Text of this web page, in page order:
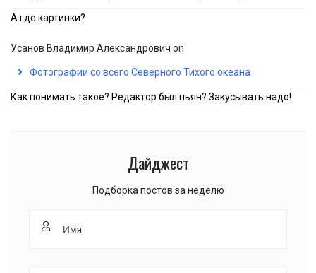
А где картинки?
Усанов Владимир Александрович on
Фотографии со всего Северного Тихого океана
Как понимать такое? Редактор был пьян? Закусывать надо!
Дайджест
Подборка постов за неделю